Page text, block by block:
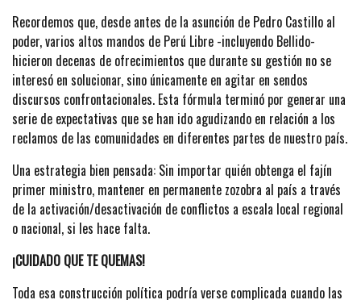
Recordemos que, desde antes de la asunción de Pedro Castillo al
poder, varios altos mandos de Perú Libre -incluyendo Bellido-
hicieron decenas de ofrecimientos que durante su gestión no se
interesó en solucionar, sino únicamente en agitar en sendos
discursos confrontacionales. Esta fórmula terminó por generar una
serie de expectativas que se han ido agudizando en relación a los
reclamos de las comunidades en diferentes partes de nuestro país.
Una estrategia bien pensada: Sin importar quién obtenga el fajín
primer ministro, mantener en permanente zozobra al país a través
de la activación/desactivación de conflictos a escala local regional
o nacional, si les hace falta.
¡CUIDADO QUE TE QUEMAS!
Toda esa construcción política podría verse complicada cuando las